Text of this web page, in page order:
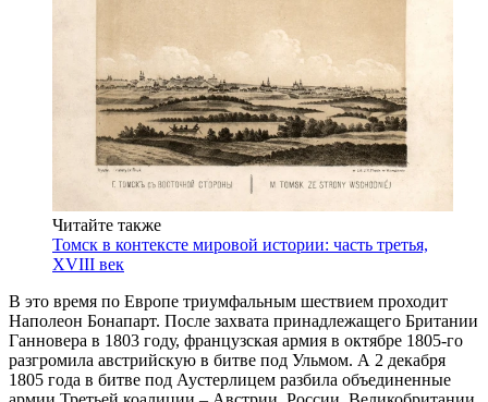
Читайте также
Томск в контексте мировой истории: часть третья,
XVIII век
В это время по Европе триумфальным шествием проходит
Наполеон Бонапарт. После захвата принадлежащего Британии
Ганновера в 1803 году, французская армия в октябре 1805-го
разгромила австрийскую в битве под Ульмом. А 2 декабря
1805 года в битве под Аустерлицем разбила объединенные